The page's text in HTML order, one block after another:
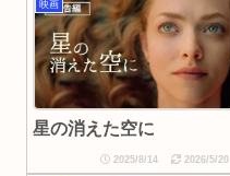
映画
星の消えた空に
2025/8/14 2026/5/20